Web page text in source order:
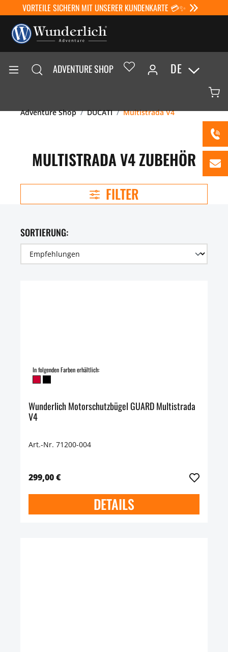
VORTEILE SICHERN MIT UNSERER KUNDENKARTE 💳✨
ADVENTURE SHOP DE
Adventure Shop DUCATI Multistrada V4
MULTISTRADA V4 ZUBEHÖR
FILTER
SORTIERUNG:
In folgenden Farben erhältlich:
Wunderlich Motorschutzbügel GUARD Multistrada
V4
Art.-Nr. 71200-004
299,00 €
DETAILS